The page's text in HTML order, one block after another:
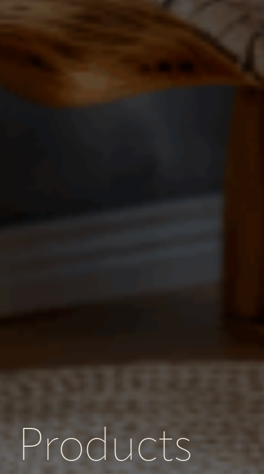
Products